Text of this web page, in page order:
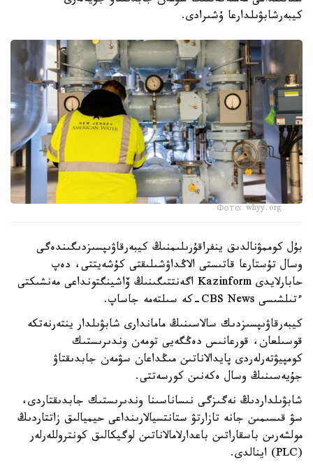
كيبەرشابۋىلدارعا ۇشىرادى.
Фото: whyy.org
بۇل كوممۋنالدىق ينفراقۇرىلىمنىڭ كيبەرقاۋىپسىزدىگىندەگى
وسال تۇستارعا قاتىستى الاڭداۋشىلىقتى كۇشەيتتى، دەپ
حابارلايدى Kazinform اگەنتتىگىنىڭ ۆاشينگتونداعى مەنشىكتى
ءتىلشىسى CBS News-كە سىلتەمە جاساپ.
كيبەرقاۋىپسىزدىك سالاسىنىڭ ماماندارى شابۋىلدار ينتەرنەتكە
قوسىلعان، قورعانىس دەڭگەيى تومەن وندىرىستىك
كومپيۋتەرلەردى پايدالاناتىن مىڭداعان سۋمەن جابدىقتاۋ
جۇيەسىنىڭ وسال ەكەنىن كورسەتتى.
شابۋىلداردىڭ نەگىزگى نىساناسىنا وندىرىستىك جابدىقتاردى،
سۋ قىسىمىن جانە تازارتۋ ستانتسيالارىنداعى حيميالىق زاتتاردىڭ
مولشەرىن باسقاراتىن باعدارلامالاناتىن لوگيكالىق كونتروللەرلەر
(PLC) اينالدى.